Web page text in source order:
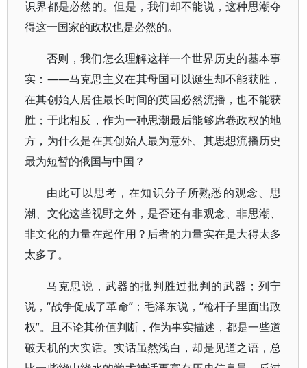
识界都是必然的。但是，我们却不能说，这种思潮夺
得这一国家的政权也是必然的。
否则，我们怎么理解这样一个世界历史的基本事
实：——马克思主义在其母国可以诞生却不能获胜，
在其创始人居住最长时间的英国必然流播，也不能获
胜；于此相反，作为一种思潮最后能够席卷政权的地
方，为什么是在其创始人最为意外、其思想流播历史
最为短暂的俄国与中国？
由此可以思考，在知识分子所熟悉的观念、思
潮、文化这些视野之外，是否还有非观念、非思潮、
非文化的力量在起作用？后者的力量实在是大得太多
太多了。
马克思说，武器的批判胜过批判的武器；列宁
说，“战争促成了革命”；毛泽东说，“枪杆子里面出政
权”。且不论其价值判断，作为事实描述，都是一些道
破天机的大实话。实话虽然浅白，却是见道之语，总